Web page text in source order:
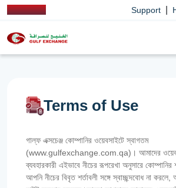
Support
Terms of Use
গাল্ফ এক্সচেঞ্জ কোম্পানির ওয়েবসাইটে স্বাগতম
(www.gulfexchange.com.qa)। আমাদের
ব্যবহারকারী এইভাবে নীচের রূপরেখা অনুসারে কোম্পানির
আপনি নীচের বিবৃত শর্তাবলী সঙ্গে স্বাচ্ছন্দবোধ না